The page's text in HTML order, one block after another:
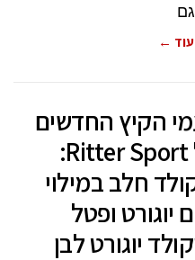
←
הקיץ החדשים
של Ritter Sport:
חלב במילוי
יוגורט ופטל
יוגורט לבן